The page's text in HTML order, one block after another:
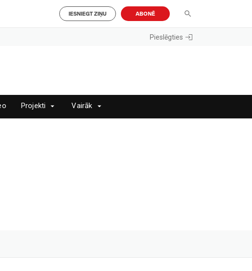
IESNIEGT ZIŅU ABONĒ
Pieslēgties
Projekti Vairāk